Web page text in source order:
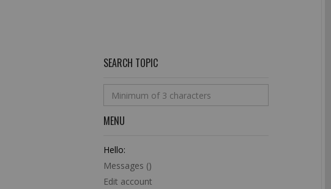
SEARCH TOPIC
MENU
Hello:
Messages ()
Edit account